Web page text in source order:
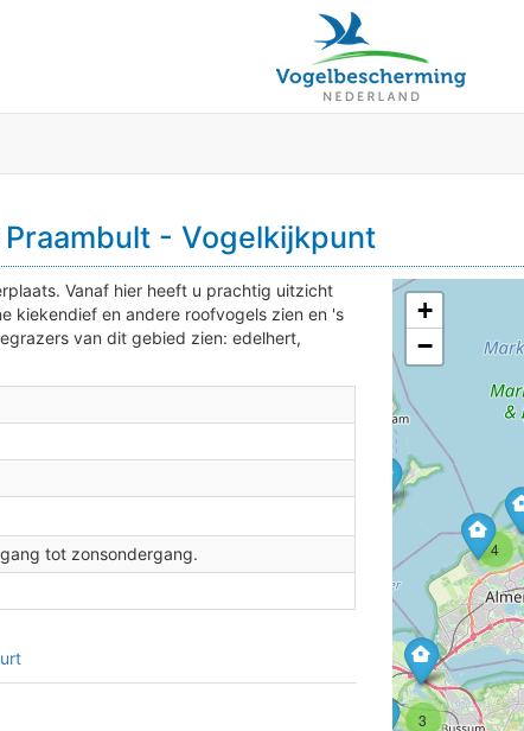
- Vogelkijkpunt
Vanaf hier heeft u prachtig uitzicht
kiekendief en andere roofvogels zien en 's
van dit gebied zien: edelhert,
tot zonsondergang.
3
3
2
2
4
2
+
−